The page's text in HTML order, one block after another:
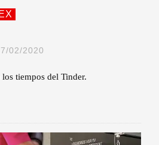
02/2020
tiempos del Tinder.